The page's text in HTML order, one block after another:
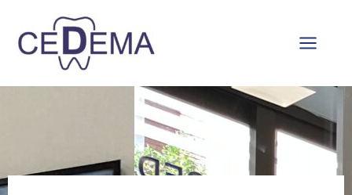
contenido
Menu